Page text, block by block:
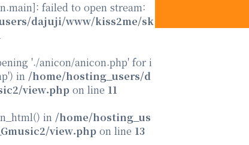
]: failed to open stream:
dajuji/www/kiss2me/sk
'./anicon/anicon.php' for i
in /home/hosting_users/d
view.php on line 11
in /home/hosting_us
view.php on line 13